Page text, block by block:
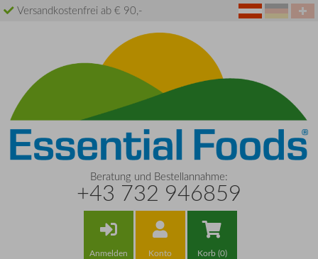
Versandkostenfrei ab € 90,-
Beratung und Bestellannahme:
+43 732 946859
Anmelden Konto Korb (0)